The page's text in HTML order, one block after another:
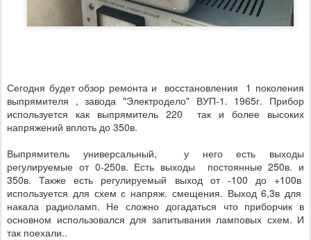
Сегодня будет обзор ремонта и восстановления 1 поколения
выпрямителя , завода "Электродело" ВУП-1. 1965г. Прибор
используется как выпрямитель 220 так и более высоких
напряжений вплоть до 350в.
Выпрямитель универсальный, у него есть выходы
регулируемые от 0-250в. Есть выходы постоянные 250в. и
350в. Также есть регулируемый выход от -100 до +100в
используется для схем с напряж. смещения. Выход 6,3в для
накала радиоламп. Не сложно догадаться что приборчик в
основном использовался для запитывания ламповых схем. И
так поехали..